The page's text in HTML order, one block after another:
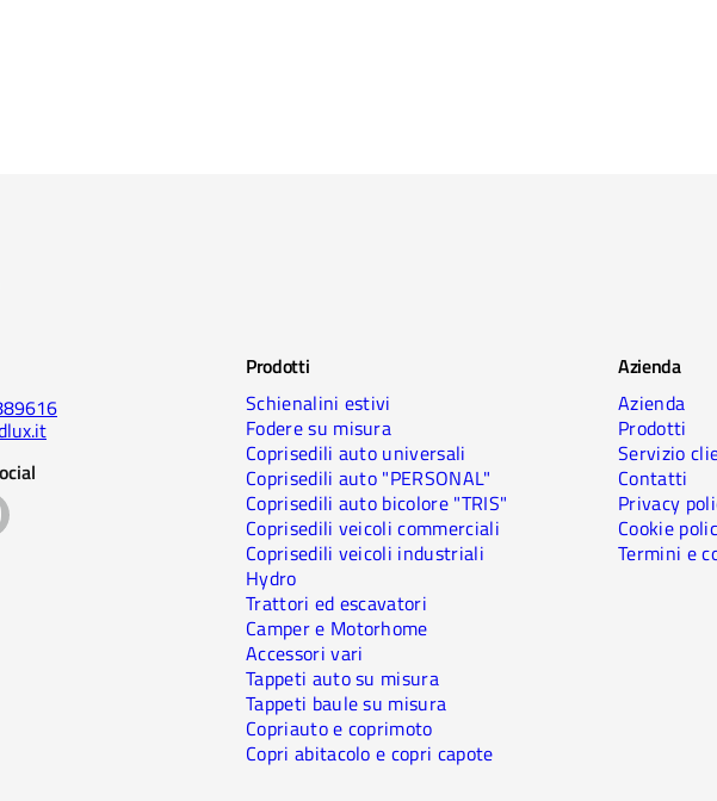
Prodotti
Schienalini estivi
Fodere su misura
Coprisedili auto universali
Coprisedili auto "PERSONAL"
Coprisedili auto bicolore "TRIS"
Coprisedili veicoli commerciali
Coprisedili veicoli industriali
Hydro
Trattori ed escavatori
Camper e Motorhome
Accessori vari
Tappeti auto su misura
Tappeti baule su misura
Copriauto e coprimoto
Copri abitacolo e copri capote
Azienda
Azienda
Prodotti
Servizio
Contatti
Privacy
Cookie
Termini e